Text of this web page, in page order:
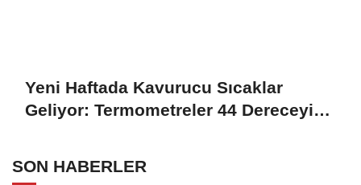
Yeni Haftada Kavurucu Sıcaklar
Geliyor: Termometreler 44 Dereceyi
SON HABERLER